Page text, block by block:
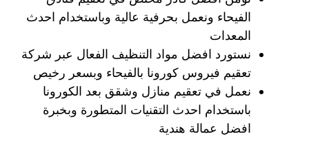
الفيحاء ونعمل بحرفية عالية وباستخدام احدث
المعدات
نستورد افضل مواد التنظيف الفعال عبر شركة
تعقيم فيروس كورونا بالفيحاء وبسعر رخيص
نعمل في تعقيم منازل وشقق بعد الكورونا
باستخدام احدث التقنيات المتطورة وبخبرة
افضل عمالة هندية